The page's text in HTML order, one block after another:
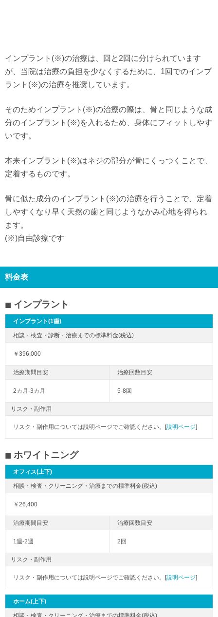
インプラント(※)の治療は、回と2回に分けられています
が、当院は治療の負担を少なくするために、1回でのインプ
ラント(※)の治療を推奨しています。
そのためインプラント(※)の治療の際は、骨と同じような成
分のインプラント(※)を入れるため、身体にフィットしやす
いです。
本来インプラント(※)はネジの部分が骨にくっつくことで、
定着するものです。
骨に似た成分のインプラント(※)の治療を行うことで、定着
しやすくなり早く天然の歯と同じようなかみ心地を得られ
ます。
(※)自由診療です
料金表
インプラント
インプラント(1歯)
￥396,000
2カ月-3カ月 5-8回
リスク・副作用
リスク・副作用については説明ページでご確認ください。[説明ページ]
ホワイトニング
オフィス(上下)
￥26,400
1週-2週 2回
リスク・副作用
リスク・副作用については説明ページでご確認ください。[説明ページ]
ホーム(上下)